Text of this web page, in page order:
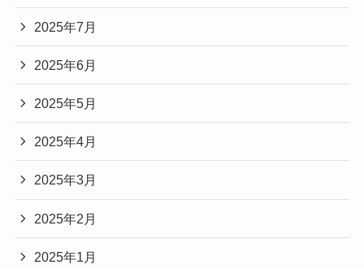
2025年7月
2025年6月
2025年5月
2025年4月
2025年3月
2025年2月
2025年1月